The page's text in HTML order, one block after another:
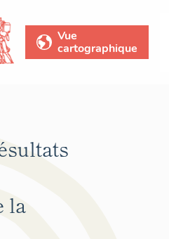
Vue
cartographique
la